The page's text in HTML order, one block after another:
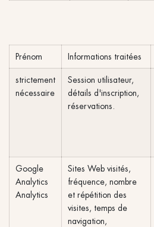
Prénom Informations traitées
strictement
nécessaire
Session utilisateur,
détails d'inscription,
réservations.
Google
Analytics
Analytics
Sites Web visités,
fréquence, nombre
et répétition des
visites, temps de
navigation,